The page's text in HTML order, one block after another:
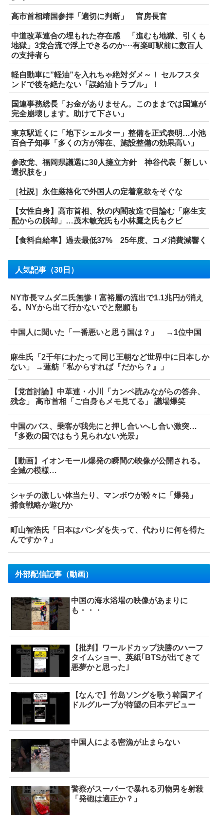
高市首相靖国参拝「適切に判断」 官房長官
中道改革連合の埋もれた存在感 「進むも地獄、引くも
地獄」3党合流で浮上できるのか⋯有楽町駅前に数百人
の支持者ら
軽自動車に”軽油”を入れちゃ絶対ダメ～！ セルフスタ
ンドで後を絶たない「誤給油トラブル」！
国連事務総長「お金がありません。このままでは国連が
完全崩壊します。助けて下さい」
東京駅近くに「地下シェルター」整備を正式表明…小池
百合子知事「多くの方が滞在、施設整備の効果高い」
参政党、福岡県議選に30人擁立方針 神谷代表「新しい
選択肢を」
［社説］永住厳格化で外国人の定着意欲をそぐな
【女性自身】高市首相、秋の内閣改造で目論む「麻生支
配からの脱却」…茂木敏充氏も小林鷹之氏もクビ
【食料自給率】過去最低37% 25年度、コメ消費減響く
人気記事（30日）
NY市長マムダニ氏無惨！富裕層の流出で1.1兆円が消え
る。NYから出て行かないでと懇願も
中国人に聞いた「一番悪いと思う国は？」 →1位中国
麻生氏「2千年にわたって同じ王朝など世界中に日本しか
ない」 →蓮舫「私からすれば『だから？』」
【党首討論】中革連・小川「カンペ読みながらの答弁、
残念」 高市首相「ご自身もメモ見てる」 議場爆笑
中国のバス、乗客が我先にと押し合いへし合い激突…
『多数の国ではもう見られない光景』
【動画】イオンモール爆発の瞬間の映像が公開される。
全滅の模様…
シャチの激しい体当たり、マンボウが粉々に「爆発」
捕食戦略か遊びか
町山智浩氏「日本はパンダを失って、代わりに何を得た
んですか？」
外部配信記事（動画）
中国の海水浴場の映像があまりに
も・・・
【批判】ワールドカップ決勝のハーフ
タイムショー、英紙｢BTSが出てきて
悪夢かと思った｣
【なんで】竹島ソングを歌う韓国アイ
ドルグループが待望の日本デビュー
中国人による密漁が止まらない
警察がスーパーで暴れる刃物男を射殺
「発砲は適正か？」